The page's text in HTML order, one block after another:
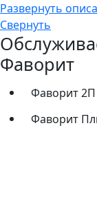
Развернуть
Свернуть
Фаворит
Фаворит 2П
Фаворит